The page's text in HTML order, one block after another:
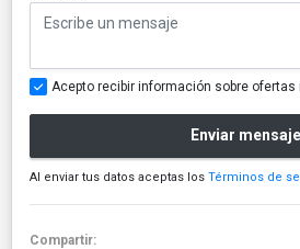
Acepto recibir información sobre ofertas
Enviar mensaje
Al enviar tus datos aceptas los Términos de
Compartir: